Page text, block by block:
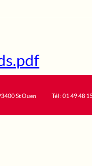
St Ouen
Tél : 01 49 48